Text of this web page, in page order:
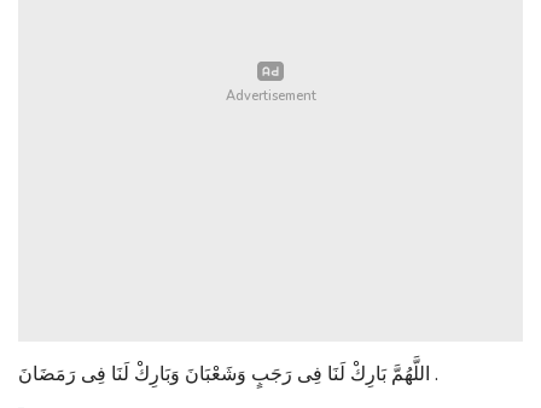
اللَّهُمَّ بَارِكْ لَنَا فِى رَجَبٍ وَشَعْبَانَ وَبَارِكْ لَنَا فِى رَمَضَانَ .